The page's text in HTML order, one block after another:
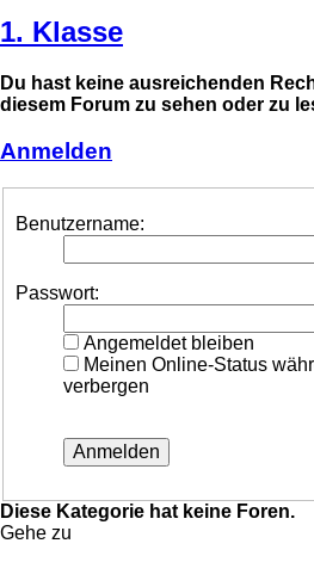
1. Klasse
Du hast keine ausreichenden
diesem Forum zu sehen oder zu
Anmelden
Benutzername:
Passwort:
Angemeldet bleiben
Meinen Online-Status
verbergen
Diese Kategorie hat keine Foren.
Gehe zu